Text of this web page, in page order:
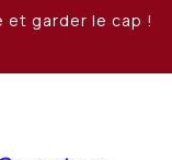
et garder le cap !